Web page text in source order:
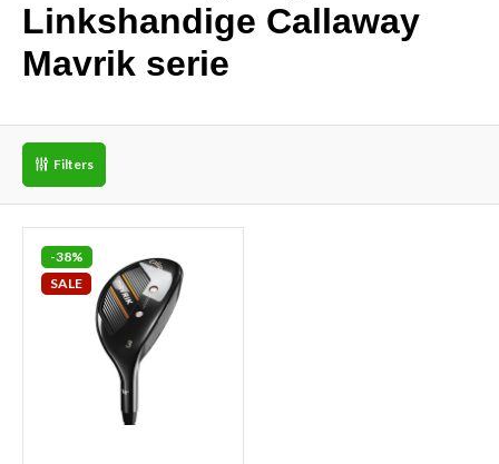
Linkshandige Callaway
Mavrik serie
Filters
-38%
SALE